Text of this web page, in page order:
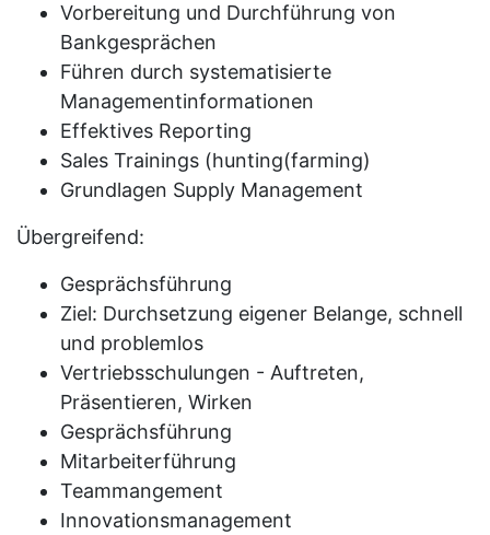
Vorbereitung und Durchführung von
Bankgesprächen
Führen durch systematisierte
Managementinformationen
Effektives Reporting
Sales Trainings (hunting(farming)
Grundlagen Supply Management
Übergreifend:
Gesprächsführung
Ziel: Durchsetzung eigener Belange, schnell
und problemlos
Vertriebsschulungen - Auftreten,
Präsentieren, Wirken
Gesprächsführung
Mitarbeiterführung
Teammangement
Innovationsmanagement